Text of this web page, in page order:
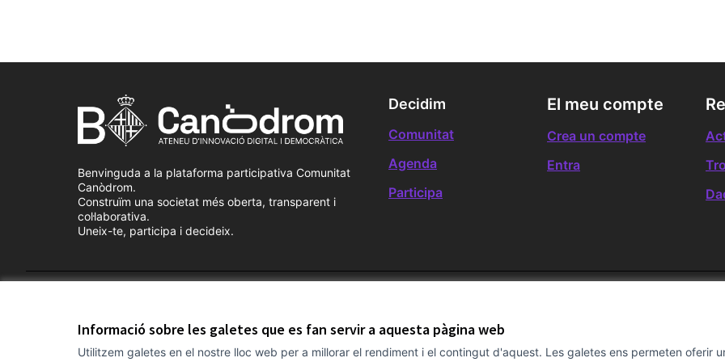
Informació sobre les galetes que es fan servir a aquesta pàgina web
Utilitzem galetes en el nostre lloc web per a millorar el rendiment i el contingut d'aquest. Les galetes ens permeten oferir
Benvinguda a la plataforma participativa Comunitat
Canòdrom.
Construïm una societat més oberta, transparent i
col·laborativa.
Uneix-te, participa i decideix.
Decidim
Comunitat
Agenda
Participa
El meu compte
Crea un compte
Entra